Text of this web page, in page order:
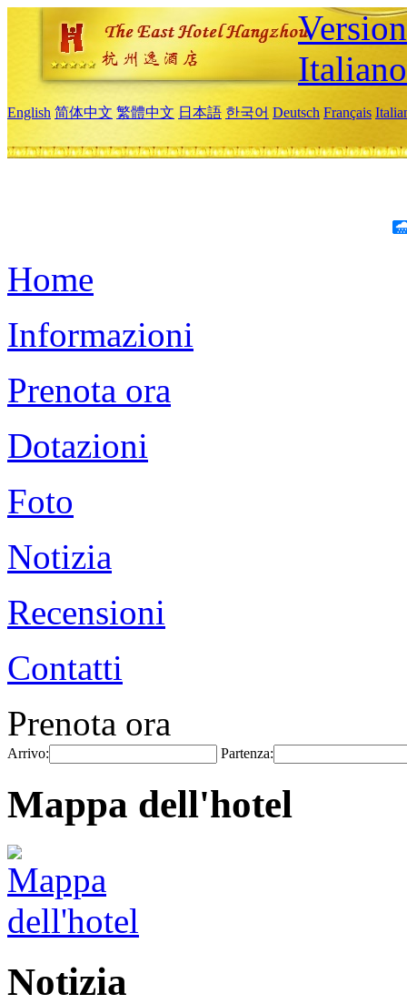
Italiano
English 简体中文 繁體中文 日本語 한국어 Deutsch Français
Home
Informazioni
Prenota ora
Dotazioni
Foto
Notizia
Recensioni
Contatti
Prenota ora
Arrivo: Partenza:
Mappa dell'hotel
Notizia